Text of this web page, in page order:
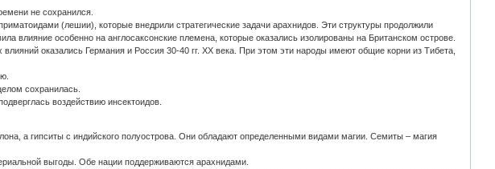
не сохранился.
(лешии), которые внедрили стратегические задачи арахнидов. Эти структуры продолжили
влияние особенно на англосаксонские племена, которые оказались изолированы на Британском острове.
оказались Германия и Россия 30-40 гг. XX века. При этом эти народы имеют общие корни из Тибета,
сохранилась.
воздействию инсектоидов.
а гипситы с индийского полуострова. Они обладают определенными видами магии. Семиты – магия
выгоды. Обе нации поддерживаются арахнидами.